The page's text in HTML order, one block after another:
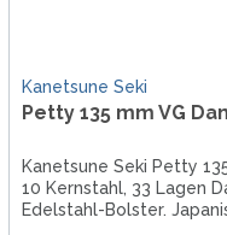
Kanetsune Seki
Petty 135 mm VG
Kanetsune Seki Petty
10 Kernstahl, 33 Lagen
Edelstahl-Bolster.